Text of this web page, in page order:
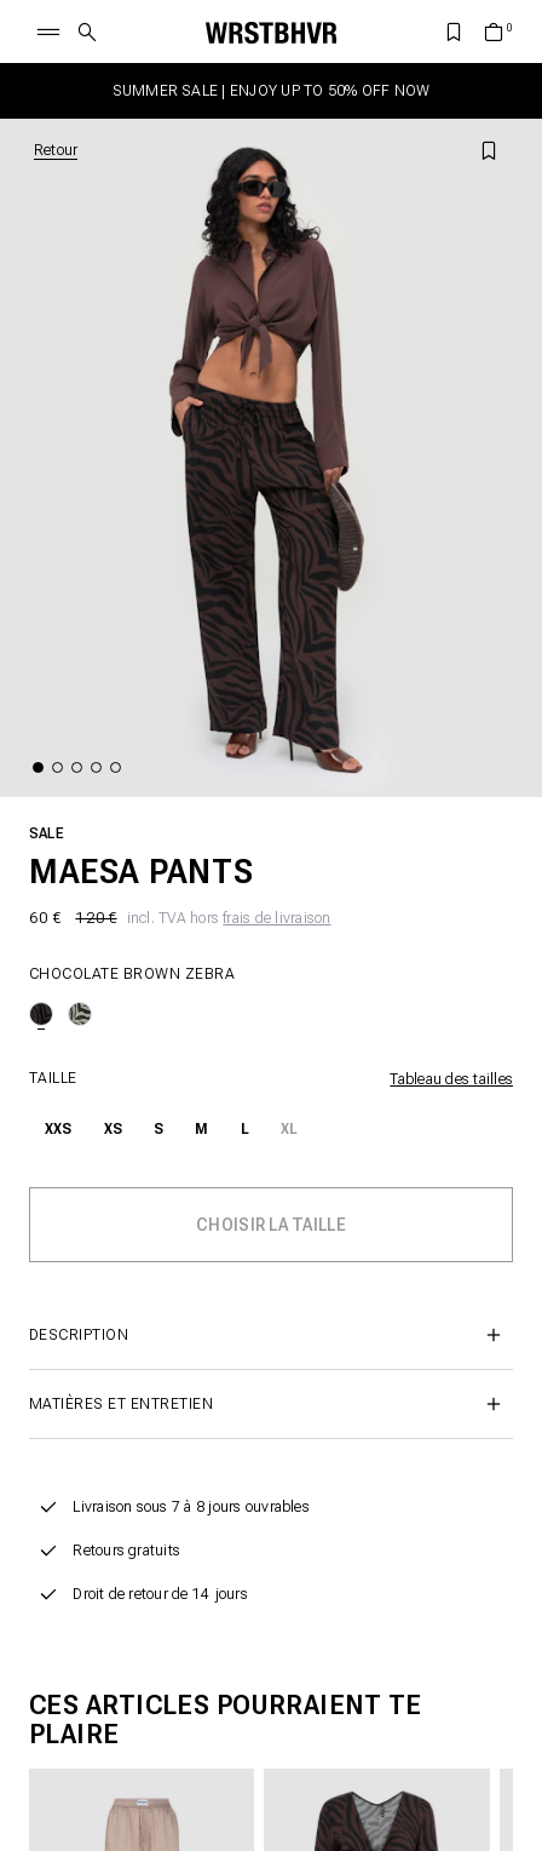
SUMMER SALE | ENJOY UP TO 50% OFF NOW
Retour
SALE
MAESA PANTS
60 € 120 € incl. TVA horsfrais de livraison
CHOCOLATE BROWN ZEBRA
TAILLE Tableau des tailles
XXS XS S M L XL
DESCRIPTION
MATIÈRES ET ENTRETIEN
Livraison sous 7 à 8 jours ouvrables
Retours gratuits
Droit de retour de 14 jours
CES ARTICLES POURRAIENT TE
PLAIRE